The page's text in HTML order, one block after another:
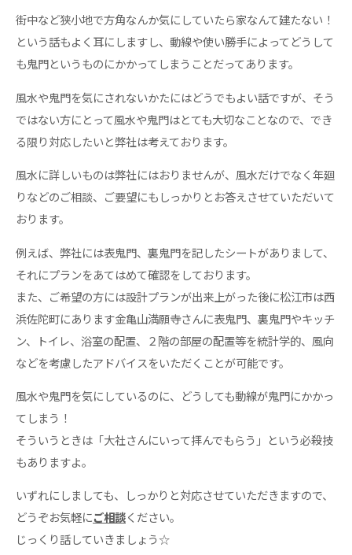
街中など狭小地で方角なんか気にしていたら家なんて建たない！
という話もよく耳にしますし、動線や使い勝手によってどうして
も鬼門というものにかかってしまうことだってあります。
風水や鬼門を気にされないかたにはどうでもよい話ですが、そう
ではない方にとって風水や鬼門はとても大切なことなので、でき
る限り対応したいと弊社は考えております。
風水に詳しいものは弊社にはおりませんが、風水だけでなく年廻
りなどのご相談、ご要望にもしっかりとお答えさせていただいて
おります。
​​例えば、弊社には表鬼門、裏鬼門を記したシートがありまして、
それにプランをあてはめて確認をしております。
また、ご希望の方には設計プランが出来上がった後に松江市は西
浜佐陀町にあります金亀山満願寺さんに表鬼門、裏鬼門やキッチ
ン、トイレ、浴室の配置、２階の部屋の配置等を統計学的、風向
などを考慮したアドバイスをいただくことが可能です。
​風水や鬼門を気にしているのに、どうしても動線が鬼門にかかっ
てしまう！
​そういうときは「大社さんにいって拝んでもらう」という必殺技
もありますよ。
​いずれにしましても、しっかりと対応させていただきますので、
どうぞお気軽にご相談ください。
じっくり話していきましょう☆